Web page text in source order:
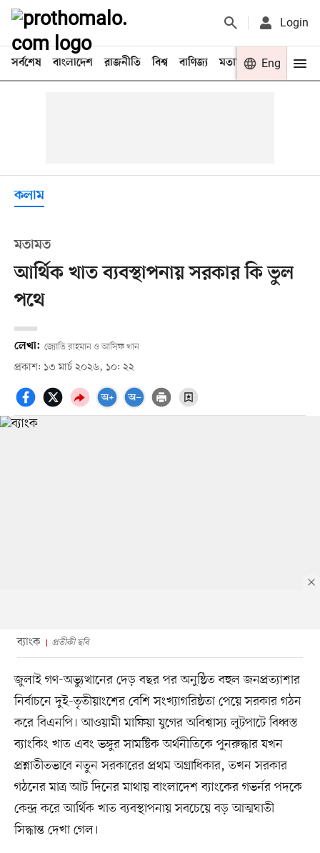
Login
সর্বশেষ বাংলাদেশ রাজনীতি বিশ্ব বাণিজ্য মতামত খেলা
Eng
কলাম
মতামত
আর্থিক খাত ব্যবস্থাপনায় সরকার কি ভুল
পথে
লেখা: জ্যোতি রাহমান ও আসিফ খান
প্রকাশ: ১৩ মার্চ ২০২৬, ১০: ২২
ব্যাংক প্রতীকী ছবি
জুলাই গণ-অভ্যুত্থানের দেড় বছর পর অনুষ্ঠিত বহুল জনপ্রত্যাশার
নির্বাচনে দুই-তৃতীয়াংশের বেশি সংখ্যাগরিষ্ঠতা পেয়ে সরকার গঠন
করে বিএনপি। আওয়ামী মাফিয়া যুগের অবিশ্বাস্য লুটপাটে বিধ্বস্ত
ব্যাংকিং খাত এবং ভঙ্গুর সামষ্টিক অর্থনীতিকে পুনরুদ্ধার যখন
প্রশ্নাতীতভাবে নতুন সরকারের প্রথম অগ্রাধিকার, তখন সরকার
গঠনের মাত্র আট দিনের মাথায় বাংলাদেশ ব্যাংকের গভর্নর পদকে
কেন্দ্র করে আর্থিক খাত ব্যবস্থাপনায় সবচেয়ে বড় আত্মঘাতী
সিদ্ধান্ত দেখা গেল।